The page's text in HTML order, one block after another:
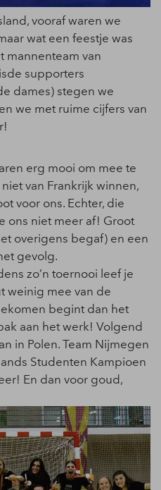
vooraf waren we
wat een feestje was
mannenteam van
supporters
dames) stegen we
we met ruime cijfers van
erg mooi om mee te
van Frankrijk winnen,
voor ons. Echter, die
ons niet meer af! Groot
overigens begaf) en een
gevolg.
zo’n toernooi leef je
weinig mee van de
begint dan het
aan het werk! Volgend
in Polen. Team Nijmegen
Studenten Kampioen
En dan voor goud,